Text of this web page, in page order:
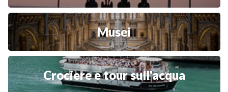
Musei
Crociere e tour sull'acqua